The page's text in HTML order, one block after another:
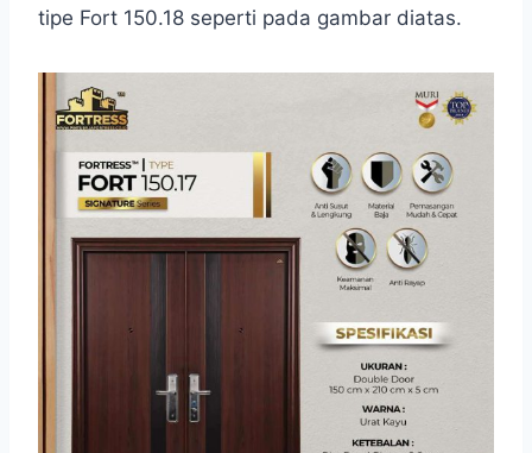
tipe Fort 150.18 seperti pada gambar diatas.